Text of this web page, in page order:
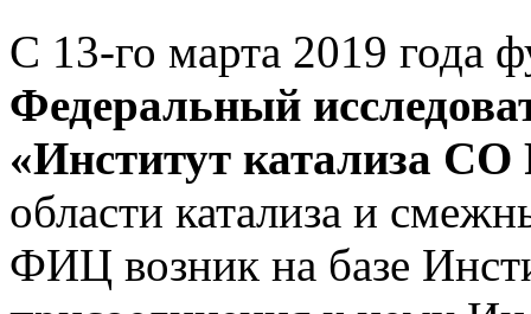
С 13-го марта 2019 года
Федеральный
«Институт катализа
области катализа и
ФИЦ возник на базе